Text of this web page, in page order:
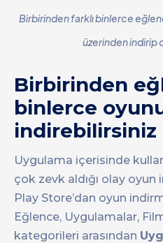
Birbirinden farklı binlerce
üzerinden indirip
Birbirinden
binlerce
indirebilirsiniz
Uygulama içerisinde
çok zevk aldığı olay
Play Store’dan oyun
Eğlence, Uygulamalar,
kategorileri arasından